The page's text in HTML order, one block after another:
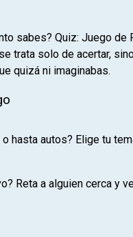
sabes? Quiz: Juego
trata solo de acertar,
quizá ni imaginabas.
hasta autos? Elige tu
Reta a alguien cerca y